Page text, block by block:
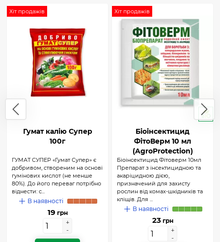
Хіт продажів
Гумат калію Супер
100г
ГУМАТ СУПЕР «Гумат Супер» є
добривом, створеним на основі
гумінових кислот (не менше
80%). До його переваг потрібно
віднести: с...
В наявності
19 грн
+
-
+
-
Хіт продажів
Біоінсектицид
ФітоВерм 10 мл
(AgroProtection)
Біоінсектицид Фітоверм 10мл
Препарат з інсектицидною та
акаріцидною дією,
призначений для захисту
рослин від комах-шкідників та
кліщів. Для ...
В наявності
23грн
+
-
+
-